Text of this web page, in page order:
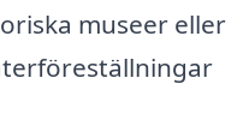
museer eller